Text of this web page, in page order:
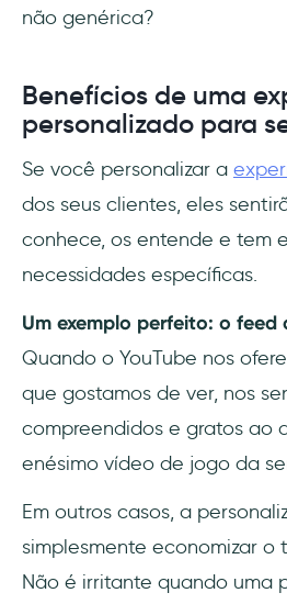
não genérica?
Benefícios de uma
personalizado para
Se você personalizar a
dos seus clientes, eles
conhece, os entende e tem
necessidades específicas.
Um exemplo perfeito: o feed
Quando o YouTube nos
que gostamos de ver, nos
compreendidos e gratos ao
enésimo vídeo de jogo da
Em outros casos, a
simplesmente economizar o
Não é irritante quando uma